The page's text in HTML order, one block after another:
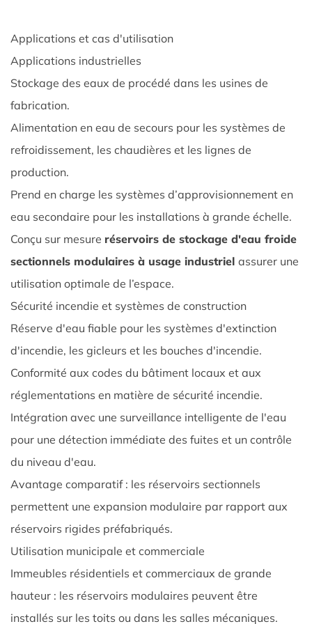
à
l'installation
5
Solutions
de
et
d'ingénierie
5.1
Options
d'ingénierie
mesure
5.2
Avantages
des
solutions
personnalisées
Meilleures
pratiques
de
maintenance
6.1
de
maintenance
de
routine
6.2
Planification
Applications et cas d'utilisation
Applications industrielles
Stockage des eaux de procédé dans les usines de
fabrication.
Alimentation en eau de secours pour les systèmes de
refroidissement, les chaudières et les lignes de
production.
Prend en charge les systèmes d’approvisionnement en
eau secondaire pour les installations à grande échelle.
Conçu sur mesure réservoirs de stockage d'eau froide
sectionnels modulaires à usage industriel assurer une
utilisation optimale de l’espace.
Sécurité incendie et systèmes de construction
Réserve d'eau fiable pour les systèmes d'extinction
d'incendie, les gicleurs et les bouches d'incendie.
Conformité aux codes du bâtiment locaux et aux
réglementations en matière de sécurité incendie.
Intégration avec une surveillance intelligente de l'eau
pour une détection immédiate des fuites et un contrôle
du niveau d'eau.
Avantage comparatif : les réservoirs sectionnels
permettent une expansion modulaire par rapport aux
réservoirs rigides préfabriqués.
Utilisation municipale et commerciale
Immeubles résidentiels et commerciaux de grande
hauteur : les réservoirs modulaires peuvent être
installés sur les toits ou dans les salles mécaniques.